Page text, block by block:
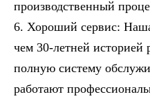
производственный
Хороший сервис:
чем 30-летней историей
полную систему
работают